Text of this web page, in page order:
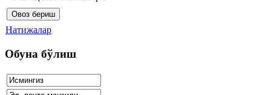
Натижалар
Обуна бўлиш